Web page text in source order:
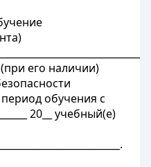
его наличии)
обучения с
20__ учебный(е)